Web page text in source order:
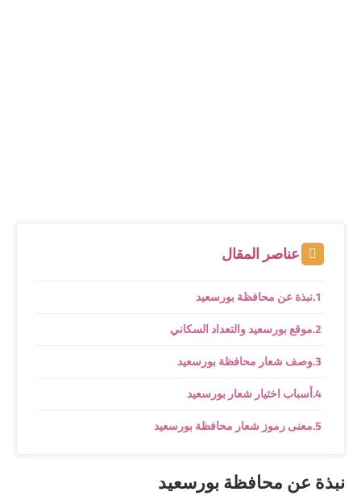
عناصر المقال
نبذة عن محافظة بورسعيد
موقع بورسعيد والتعداد السكاني
وصف شعار محافظة بورسعيد
أسباب اختيار شعار بورسعيد
معنى رموز شعار محافظة بورسعيد
نبذة عن محافظة بورسعيد